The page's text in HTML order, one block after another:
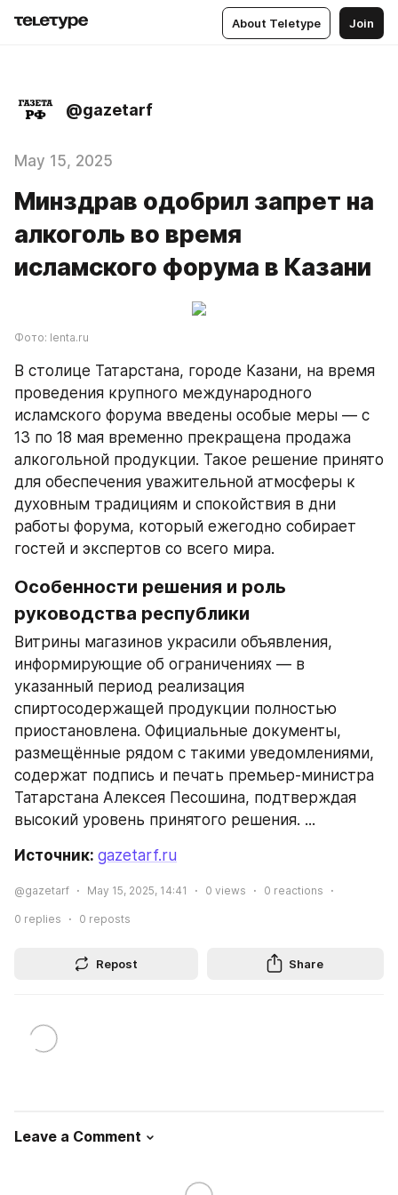
About Teletype Join
@gazetarf
May 15, 2025
Минздрав одобрил запрет на
алкоголь во время
исламского форума в Казани
Фото: lenta.ru
В столице Татарстана, городе Казани, на время
проведения крупного международного
исламского форума введены особые меры — с
13 по 18 мая временно прекращена продажа
алкогольной продукции. Такое решение принято
для обеспечения уважительной атмосферы к
духовным традициям и спокойствия в дни
работы форума, который ежегодно собирает
гостей и экспертов со всего мира.
Особенности решения и роль
руководства республики
Витрины магазинов украсили объявления,
информирующие об ограничениях — в
указанный период реализация
спиртосодержащей продукции полностью
приостановлена. Официальные документы,
размещённые рядом с такими уведомлениями,
содержат подпись и печать премьер-министра
Татарстана Алексея Песошина, подтверждая
высокий уровень принятого решения. ...
Источник: gazetarf.ru
@gazetarf May 15, 2025, 14:41 0 views 0 reactions
0 replies 0 reposts
Repost Share
Leave a Comment